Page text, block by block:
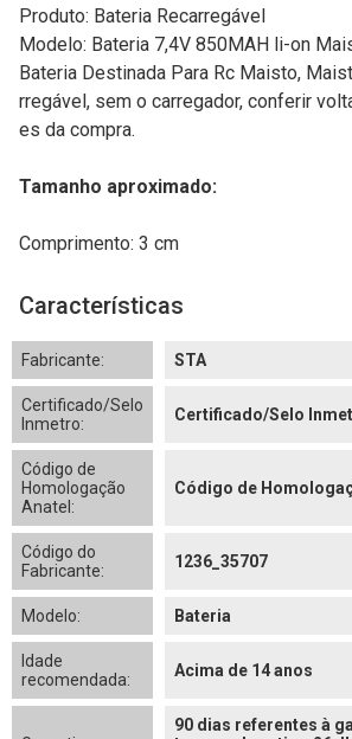
Produto: Bateria Recarregável
Modelo: Bateria 7,4V 850MAH li-on
Bateria Destinada Para Rc Maisto,
rregável, sem o carregador, conferir
es da compra.
Tamanho aproximado:
Comprimento: 3 cm
Características
Fabricante: STA
Certificado/Selo
Inmetro:
Certificado/Selo
Código de
Homologação
Anatel:
Código de
Código do
Fabricante:
1236_35707
Modelo: Bateria
Idade
recomendada:
Acima de 14 anos
90 dias referentes à